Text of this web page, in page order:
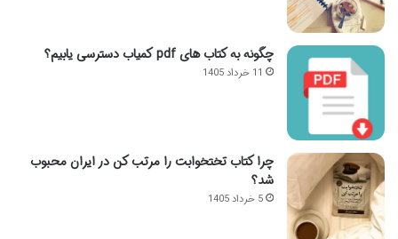
چگونه به کتاب های pdf کمیاب دسترسی یابیم؟
11 خرداد 1405
چرا کتاب تختخوابت را مرتب کن در ایران محبوب
شد؟
5 خرداد 1405